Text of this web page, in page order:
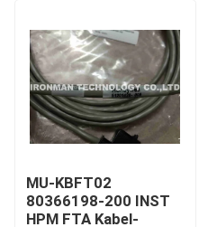
MU-KBFT02
80366198-200 INST
HPM FTA Kabel-